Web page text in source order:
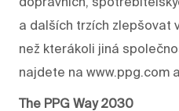
a dalších trzích zlepšovat
než kterákoli jiná
najdete na www.ppg.com
The PPG Way 2030